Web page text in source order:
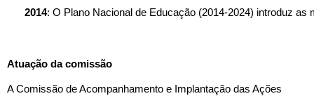
2014: O Plano Nacional de Educação (2014-2024) introduz
Atuação da comissão
A Comissão de Acompanhamento e Implantação das Ações